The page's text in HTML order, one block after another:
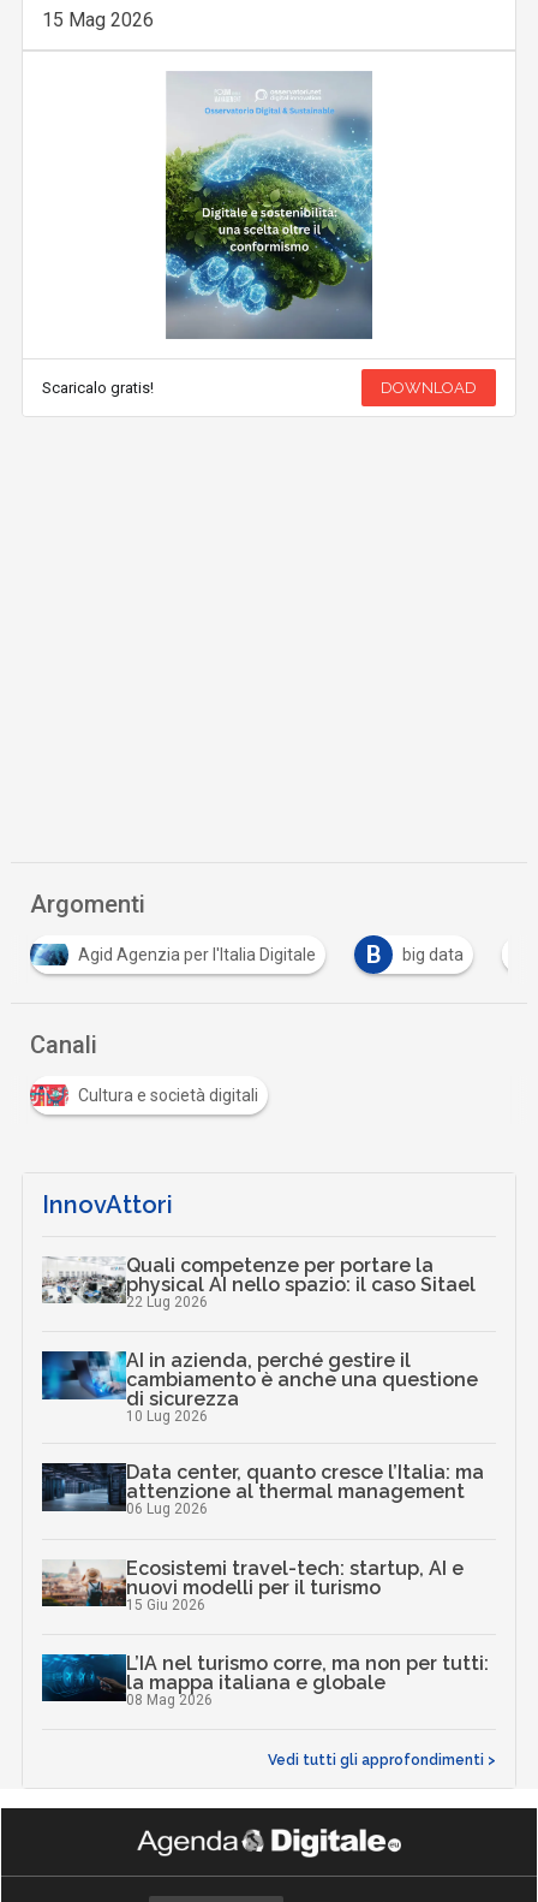
15 Mag 2026
Scaricalo gratis! DOWNLOAD
Argomenti
B
big data cloud C conservazione digitale
Canali
Cultura e società digitali
InnovAttori
Quali competenze per portare la
physical AI nello spazio: il caso Sitael
22 Lug 2026
AI in azienda, perché gestire il
cambiamento è anche una questione
di sicurezza
10 Lug 2026
Data center, quanto cresce l’Italia: ma
attenzione al thermal management
06 Lug 2026
Ecosistemi travel-tech: startup, AI e
nuovi modelli per il turismo
15 Giu 2026
L’IA nel turismo corre, ma non per tutti:
la mappa italiana e globale
08 Mag 2026
Vedi tutti gli approfondimenti >